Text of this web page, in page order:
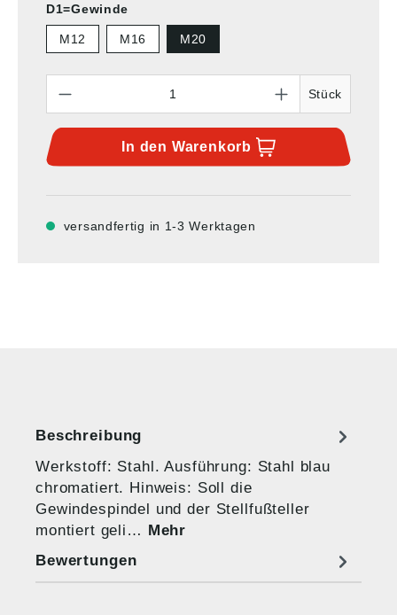
D1=Gewinde
M12 M16 M20
Stück
In den Warenkorb
versandfertig in 1-3 Werktagen
Beschreibung
Werkstoff: Stahl. Ausführung: Stahl blau
chromatiert. Hinweis: Soll die
Gewindespindel und der Stellfußteller
montiert geli… Mehr
Bewertungen